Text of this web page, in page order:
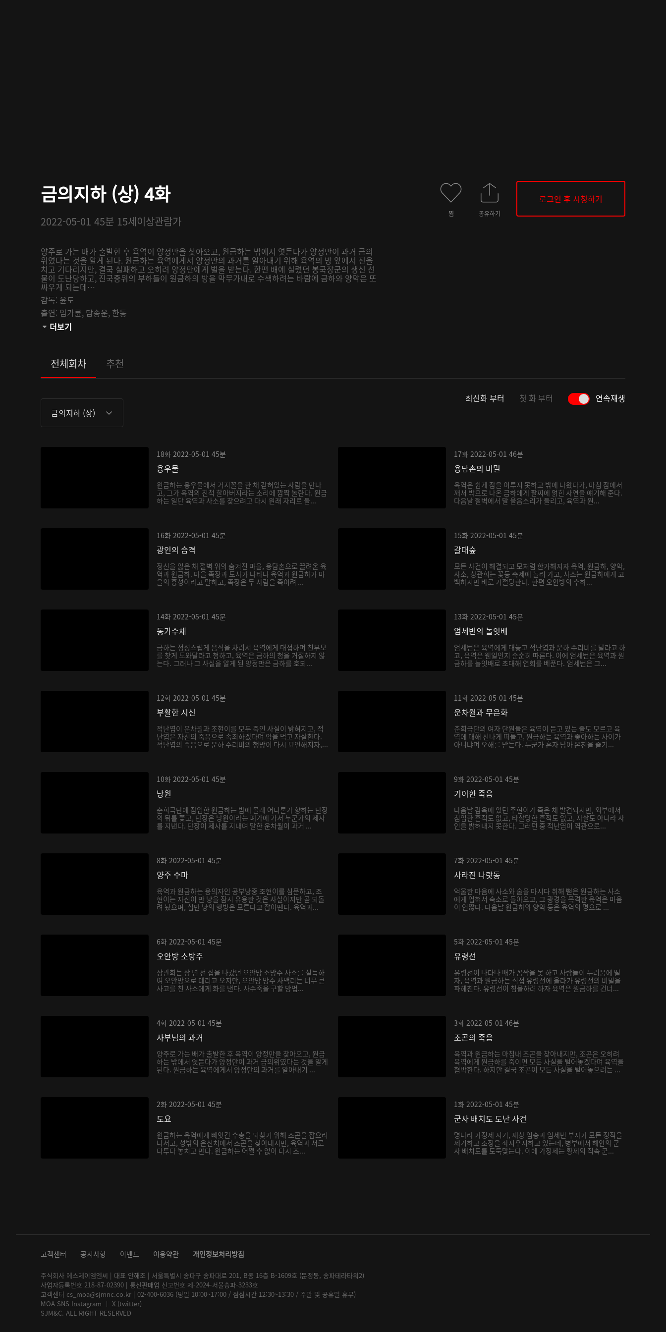
금의지하 (상) 4화
2022-05-01 45분 15세이상관람가
양주로 가는 배가 출발한 후 육역이 양정만을 찾아오고, 원금하는 밖에서 엿듣다가 양정만이 과거 금의
위였다는 것을 알게 된다. 원금하는 육역에게서 양정만의 과거를 알아내기 위해 육역의 방 앞에서 진을
치고 기다리지만, 결국 실패하고 오히려 양정만에게 벌을 받는다. 한편 배에 실렸던 봉국장군의 생신 선
물이 도난당하고, 진국중위의 부하들이 원금하의 방을 막무가내로 수색하려는 바람에 금하와 양악은 또
싸우게 되는데…
감독: 윤도
출연: 임가륜, 담송운, 한동
관람등급:
더보기
찜 공유하기
로그인 후 시청하기
전체회차 추천
금의지하 (상)
최신화 부터 첫 화 부터 연속재생
18화 2022-05-01 45분
용우물
원금하는 용우물에서 거지꼴을 한 채 갇혀있는 사람을 만나
고, 그가 육역의 친척 할아버지라는 소리에 깜짝 놀란다. 원금
하는 일단 육역과 사소를 찾으려고 다시 원래 자리로 돌...
17화 2022-05-01 46분
용담촌의 비밀
육역은 쉽게 잠을 이루지 못하고 밖에 나왔다가, 마침 잠에서
깨서 밖으로 나온 금하에게 팔찌에 얽힌 사연을 얘기해 준다.
다음날 절벽에서 말 울음소리가 들리고, 육역과 원...
16화 2022-05-01 45분
광인의 습격
정신을 잃은 채 절벽 위의 숨겨진 마을, 용담촌으로 끌려온 육
역과 원금하. 마을 족장과 도사가 나타나 육역과 원금하가 마
을의 흉성이라고 말하고, 족장은 두 사람을 죽이려 ...
15화 2022-05-01 45분
갈대숲
모든 사건이 해결되고 모처럼 한가해지자 육역, 원금하, 양악,
사소, 상관희는 꽃등 축제에 놀러 가고, 사소는 원금하에게 고
백하지만 바로 거절당한다. 한편 오안방의 수하...
14화 2022-05-01 45분
동가수채
금하는 정성스럽게 음식을 차려서 육역에게 대접하며 친부모
를 찾게 도와달라고 청하고, 육역은 금하의 청을 거절하지 않
는다. 그러나 그 사실을 알게 된 양정만은 금하를 호되...
13화 2022-05-01 45분
엄세번의 놀잇배
엄세번은 육역에게 대놓고 적난엽과 운하 수리비를 달라고 하
고, 육역은 웬일인지 순순히 따른다. 이에 엄세번은 육역과 원
금하를 놀잇배로 초대해 연회를 베푼다. 엄세번은 그...
12화 2022-05-01 45분
부활한 시신
적난엽이 운차월과 조현이를 모두 죽인 사실이 밝혀지고, 적
난엽은 자신의 죽음으로 속죄하겠다며 약을 먹고 자살한다.
적난엽의 죽음으로 운하 수리비의 행방이 다시 묘연해지자,...
11화 2022-05-01 45분
운차월과 무은화
춘희극단의 여자 단원들은 육역이 듣고 있는 줄도 모르고 육
역에 대해 신나게 떠들고, 원금하는 육역과 좋아하는 사이가
아니냐며 오해를 받는다. 누군가 혼자 남아 온천을 즐기...
10화 2022-05-01 45분
낭원
춘희극단에 잠입한 원금하는 밤에 몰래 어디론가 향하는 단장
의 뒤를 쫓고, 단장은 낭원이라는 폐가에 가서 누군가의 제사
를 지낸다. 단장이 제사를 지내며 말한 운차월이 과거 ...
9화 2022-05-01 45분
기이한 죽음
다음날 감옥에 있던 주현이가 죽은 채 발견되지만, 외부에서
침입한 흔적도 없고, 타살당한 흔적도 없고, 자살도 아니라 사
인을 밝혀내지 못한다. 그러던 중 적난엽이 역관으로...
8화 2022-05-01 45분
양주 수마
육역과 원금하는 용의자인 공부낭중 조현이를 심문하고, 조
현이는 자신이 만 냥을 잠시 유용한 것은 사실이지만 곧 되돌
려 놨으며, 십만 냥의 행방은 모른다고 잡아뗀다. 육역과...
7화 2022-05-01 45분
사라진 나랏동
억울한 마음에 사소와 술을 마시다 취해 뻗은 원금하는 사소
에게 업혀서 숙소로 돌아오고, 그 광경을 목격한 육역은 마음
이 언짢다. 다음날 원금하와 양악 등은 육역의 명으로 ...
6화 2022-05-01 45분
오안방 소방주
상관희는 삼 년 전 집을 나갔던 오안방 소방주 사소를 설득하
여 오안방으로 데리고 오지만, 오안방 방주 사백리는 너무 큰
사고를 친 사소에게 화를 낸다. 사수죽을 구할 방법...
5화 2022-05-01 45분
유령선
유령선이 나타나 배가 꼼짝을 못 하고 사람들이 두려움에 떨
자, 육역과 원금하는 직접 유령선에 올라가 유령선의 비밀을
파헤친다. 유령선이 침몰하려 하자 육역은 원금하를 건너...
4화 2022-05-01 45분
사부님의 과거
양주로 가는 배가 출발한 후 육역이 양정만을 찾아오고, 원금
하는 밖에서 엿듣다가 양정만이 과거 금의위였다는 것을 알게
된다. 원금하는 육역에게서 양정만의 과거를 알아내기 ...
3화 2022-05-01 46분
조곤의 죽음
육역과 원금하는 마침내 조곤을 찾아내지만, 조곤은 오히려
육역에게 원금하를 죽이면 모든 사실을 털어놓겠다며 육역을
협박한다. 하지만 결국 조곤이 모든 사실을 털어놓으려는 ...
2화 2022-05-01 45분
도요
원금하는 육역에게 빼앗긴 수총을 되찾기 위해 조곤을 잡으러
나서고, 성밖의 은신처에서 조곤을 찾아내지만, 육역과 서로
다투다 놓치고 만다. 원금하는 어쩔 수 없이 다시 조...
1화 2022-05-01 45분
군사 배치도 도난 사건
명나라 가정제 시기, 재상 엄숭과 엄세번 부자가 모든 정적을
제거하고 조정을 좌지우지하고 있는데, 병부에서 해안의 군
사 배치도를 도둑맞는다. 이에 가정제는 황제의 직속 군...
고객센터 공지사항 이벤트 이용약관 개인정보처리방침
주식회사 에스제이엠엔씨 | 대표 안해조 | 서울특별시 송파구 송파대로 201, B동 16층 B-1609호 (문정동, 송파테라타워2)
사업자등록번호 218-87-02390 | 통신판매업 신고번호 제-2024-서울송파-3233호
고객센터 cs_moa@sjmnc.co.kr | 02-400-6036 (평일 10:00~17:00 / 점심시간 12:30~13:30 / 주말 및 공휴일 휴무)
MOA SNS Instagram │ X (twitter)
SJM&C. ALL RIGHT RESERVED